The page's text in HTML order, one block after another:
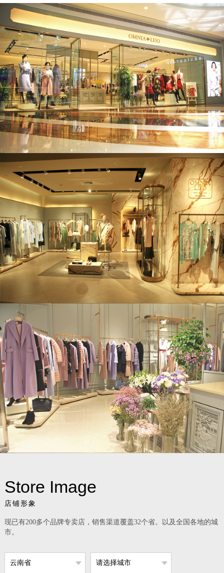
Store Image
店铺形象
现已有200多个品牌专卖店，销售渠道覆盖32个省。以及全国各地的城
市。
云南省 请选择城市